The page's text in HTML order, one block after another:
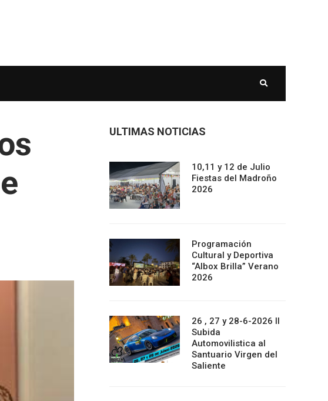
ULTIMAS NOTICIAS
10,11 y 12 de Julio
Fiestas del Madroño
2026
Programación
Cultural y Deportiva
“Albox Brilla” Verano
2026
26 , 27 y 28-6-2026 II
Subida
Automovilistica al
Santuario Virgen del
Saliente